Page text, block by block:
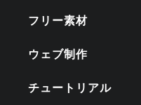
フリー素材
ウェブ制作
チュートリアル